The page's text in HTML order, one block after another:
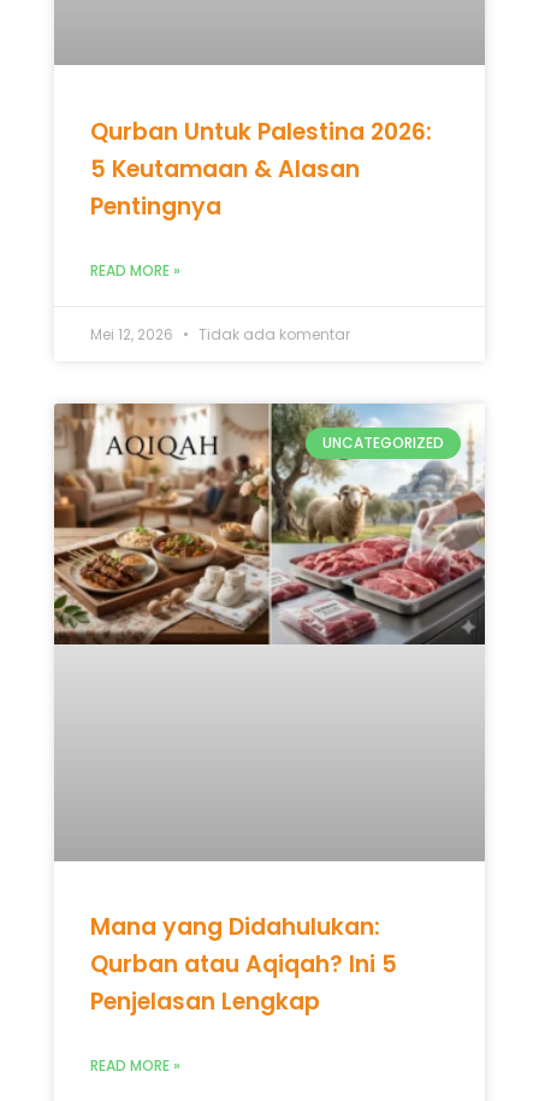
Qurban Untuk Palestina 2026:
5 Keutamaan & Alasan
Pentingnya
READ MORE »
Mei 12, 2026 Tidak ada komentar
UNCATEGORIZED
Mana yang Didahulukan:
Qurban atau Aqiqah? Ini 5
Penjelasan Lengkap
READ MORE »